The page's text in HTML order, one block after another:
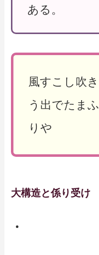
ある。
風すこし吹
う出でたま
りや
大構造と係り受け